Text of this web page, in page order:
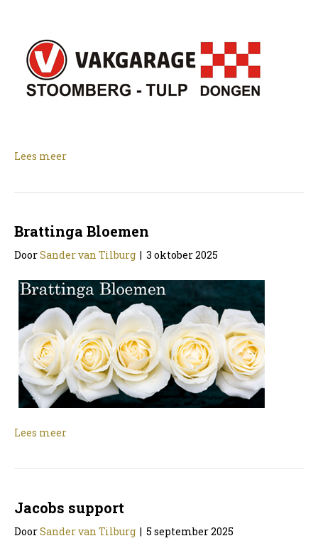
Lees meer
Brattinga Bloemen
DoorSander van Tilburg | 3 oktober 2025
Lees meer
Jacobs support
DoorSander van Tilburg | 5 september 2025